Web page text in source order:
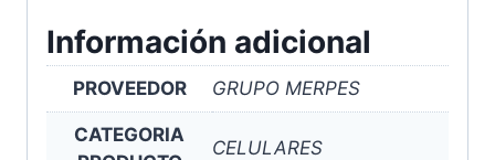
Información adicional
PROVEEDOR GRUPO MERPES
CATEGORIA
CELULARES